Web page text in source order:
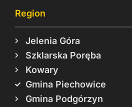
Region
Jelenia Góra
Szklarska Poręba
Kowary
Gmina Piechowice
Gmina Podgórzyn